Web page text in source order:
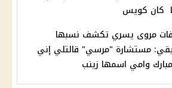
كان كويس
مروى يسري تكشف نسبها
مستشارة "مرسي" قالتلي إني
مبارك وامي اسمها زينب